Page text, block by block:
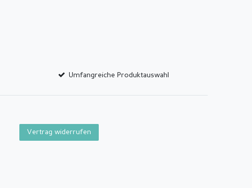
Umfangreiche Produktauswahl
Vertrag widerrufen